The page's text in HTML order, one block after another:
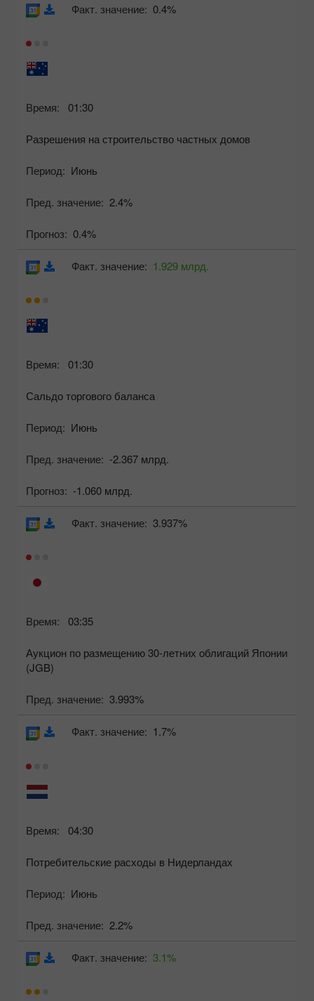
Время: 01:30
Разрешения на строительство частных домов
Период: Июнь
Пред. значение: 2.4%
Прогноз: 0.4%
Факт. значение: 0.4%
Время: 01:30
Сальдо торгового баланса
Период: Июнь
Пред. значение: -2.367 млрд.
Прогноз: -1.060 млрд.
Факт. значение: 1.929 млрд.
Время: 03:35
Аукцион по размещению 30-летних облигаций Японии
(JGB)
Пред. значение: 3.993%
Факт. значение: 3.937%
Время: 04:30
Потребительские расходы в Нидерландах
Период: Июнь
Пред. значение: 2.2%
Факт. значение: 1.7%
Факт. значение: 3.1%